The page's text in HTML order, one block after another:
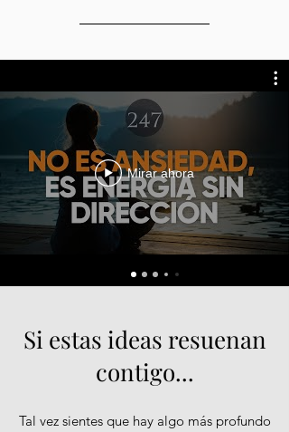
Mirar ahora
Si estas ideas resuenan
contigo...
Tal vez sientes que hay algo más profundo